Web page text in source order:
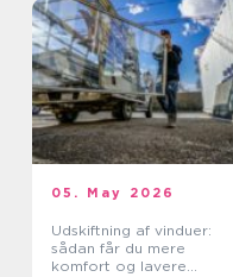
05. May 2026
Udskiftning af vinduer:
sådan får du mere
komfort og lavere